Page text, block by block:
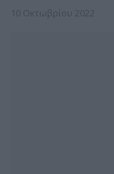
10 Οκτωβρίου 2022